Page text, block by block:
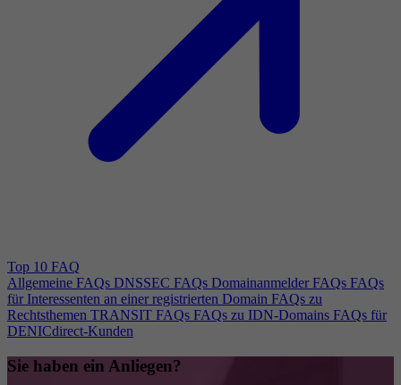
Top 10 FAQ
Allgemeine FAQs DNSSEC FAQs Domainanmelder FAQs FAQs
für Interessenten an einer registrierten Domain FAQs zu
Rechtsthemen TRANSIT FAQs FAQs zu IDN-Domains FAQs für
DENICdirect-Kunden
Sie haben ein Anliegen?